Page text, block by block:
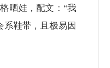
晒娃，配文：“我
鞋带，且极易因